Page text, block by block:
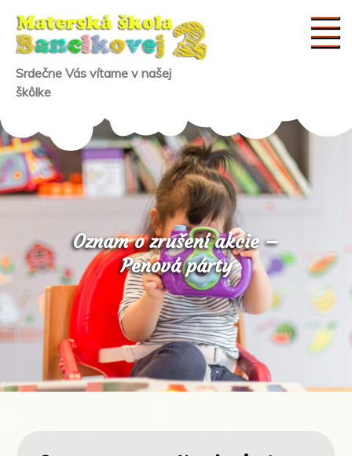
content
Srdečne Vás vítame v našej
škôlke
Oznam o zrušení akcie –
Penová párty